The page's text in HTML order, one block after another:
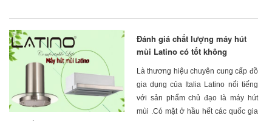
Đánh giá chất lượng máy hút
mùi Latino có tốt không
Là thương hiệu chuyên cung cấp đồ
gia dụng của Italia Latino nổi tiếng
với sản phẩm chủ đạo là máy hút
mùi .Có mặt ở hầu hết các quốc gia